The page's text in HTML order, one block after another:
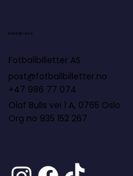
Kontakt oss
Fotballbilletter AS
post@fotballbilletter.no
+47 986 77 074
Olaf Bulls vei 1 A, 0765 Oslo
Org no 935 152 267